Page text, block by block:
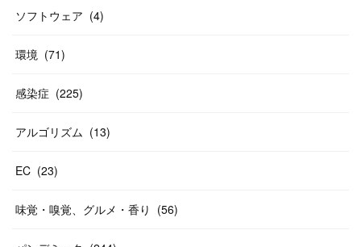
ソフトウェア (4)
環境 (71)
感染症 (225)
アルゴリズム (13)
EC (23)
味覚・嗅覚、グルメ・香り (56)